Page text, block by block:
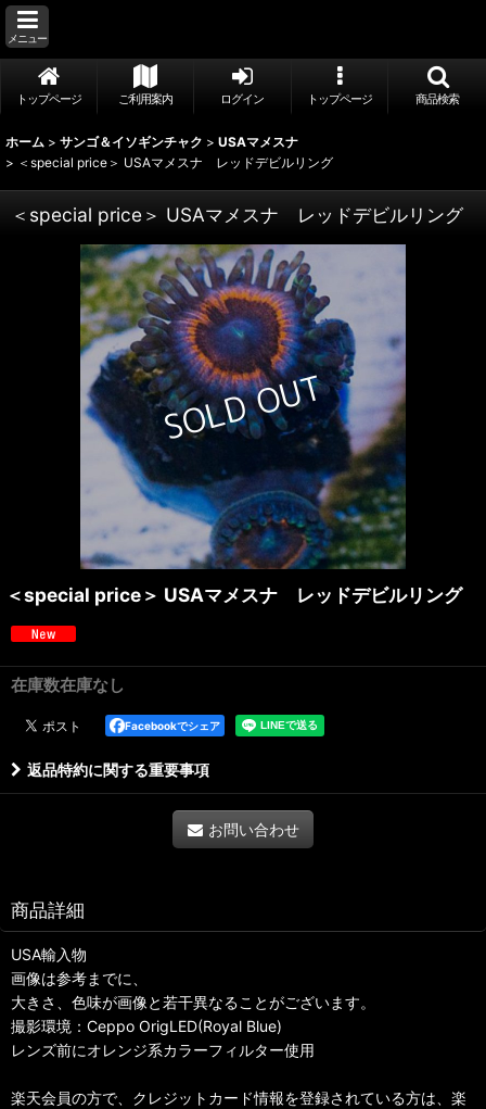
メニュー
トップページ ご利用案内 ログイン トップページ 商品検索
ホーム > サンゴ＆イソギンチャク > USAマメスナ
> ＜special price＞ USAマメスナ レッドデビルリング
＜special price＞ USAマメスナ レッドデビルリング
＜special price＞ USAマメスナ レッドデビルリング
在庫数在庫なし
Facebookでシェア
返品特約に関する重要事項
お問い合わせ
商品詳細
USA輸入物
画像は参考までに、
大きさ、色味が画像と若干異なることがございます。
撮影環境：Ceppo OrigLED(Royal Blue)
レンズ前にオレンジ系カラーフィルター使用
楽天会員の方で、クレジットカード情報を登録されている方は、楽